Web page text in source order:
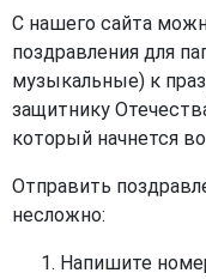
С нашего сайта
поздравления для
музыкальные) к
защитнику
который начнется
Отправить
несложно:
Напишите